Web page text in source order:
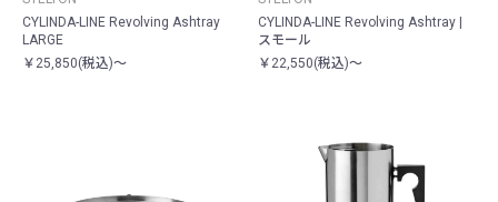
CYLINDA-LINE Revolving Ashtray
LARGE
￥25,850(税込)～
CYLINDA-LINE Revolving Ashtray |
スモール
￥22,550(税込)～